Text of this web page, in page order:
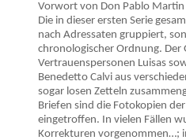
Vorwort von Don Pablo Martin
Die in dieser ersten Serie
nach Adressaten gruppiert,
chronologischer Ordnung.
Vertrauenspersonen Luisas
Benedetto Calvi aus
sogar losen Zetteln
Briefen sind die Fotokopien
eingetroffen. In vielen Fällen
Korrekturen vorgenommen…;